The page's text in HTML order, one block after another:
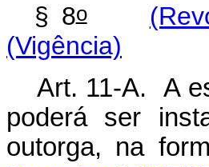
§ 8o
(Vigência)
Art. 11-A. A
poderá ser
outorga, na